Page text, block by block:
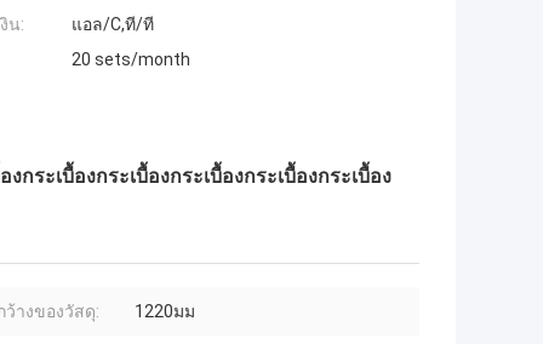
น:
แอล/C,ที/ที
20 sets/month
กระเบื้องกระเบื้องกระเบื้องกระเบื้องกระเบื้อง
ว้างของวัสดุ: 1220มม